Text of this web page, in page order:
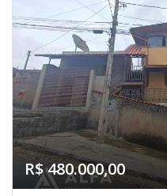
R$ 480.000,00